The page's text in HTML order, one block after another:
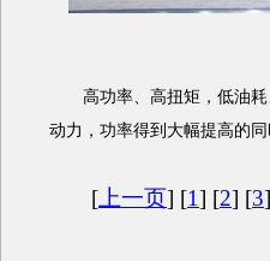
高功率、高扭矩，低油耗
动力，功率得到大幅提高的同
[ 上一页] [1] [2] [3